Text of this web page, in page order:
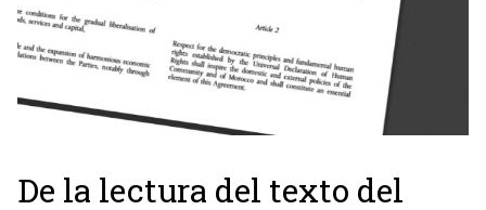
De la lectura del texto del